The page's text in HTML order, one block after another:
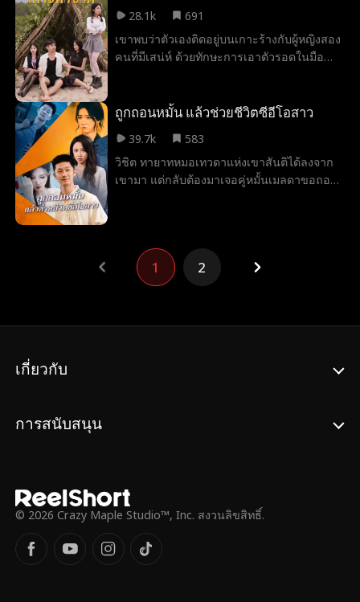
ครบเดือน พอถึงวันงานเธอเปิดตัวลูกชาย
สุขภาพดี ทำเอาแม่ลูกตระกูลลู่เสียใจแทบ
กระอักเลือด แต่อันเฉียวสะบั้นรักพาลูกรับ
28.1k
691
เขาพบว่าตัวเองติดอยู่บนเกาะร้างกับผู้หญิงสอง
คนที่มีเสน่ห์ ด้วยทักษะการเอาตัวรอดในมือ
ถูกถอนหมั้น แล้วช่วยชีวิตซีอีโอสาว
39.7k
583
วิชิต ทายาทหมอเทวดาแห่งเขาสันติได้ลงจาก
เขามา แต่กลับต้องมาเจอคู่หมั้นเมลดาขอถอน
ตัดสินว่า "เสียชีวิต" แล้วนั้น จริง ๆ ยังมี
สัญญาณชีพอยู่ เขาจึงตัดสินใจลงมือช่วยชีวิต
ประธานหญิงคนนั้น ทำให้ทั้งโรงพยาบาลตก
1 2
เกี่ยวกับ
การสนับสนุน
© 2026 Crazy Maple Studio™, Inc. สงวนลิขสิทธิ์.